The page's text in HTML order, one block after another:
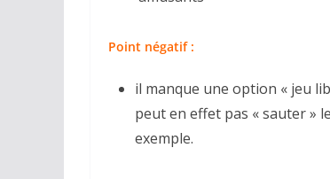
Point négatif :
il manque une option « jeu
peut en effet pas « sauter »
exemple.